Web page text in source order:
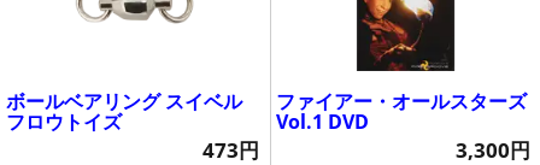
ボールベアリング スイベル
フロウトイズ
473円
ファイアー・オールスターズ
Vol.1 DVD
3,300円